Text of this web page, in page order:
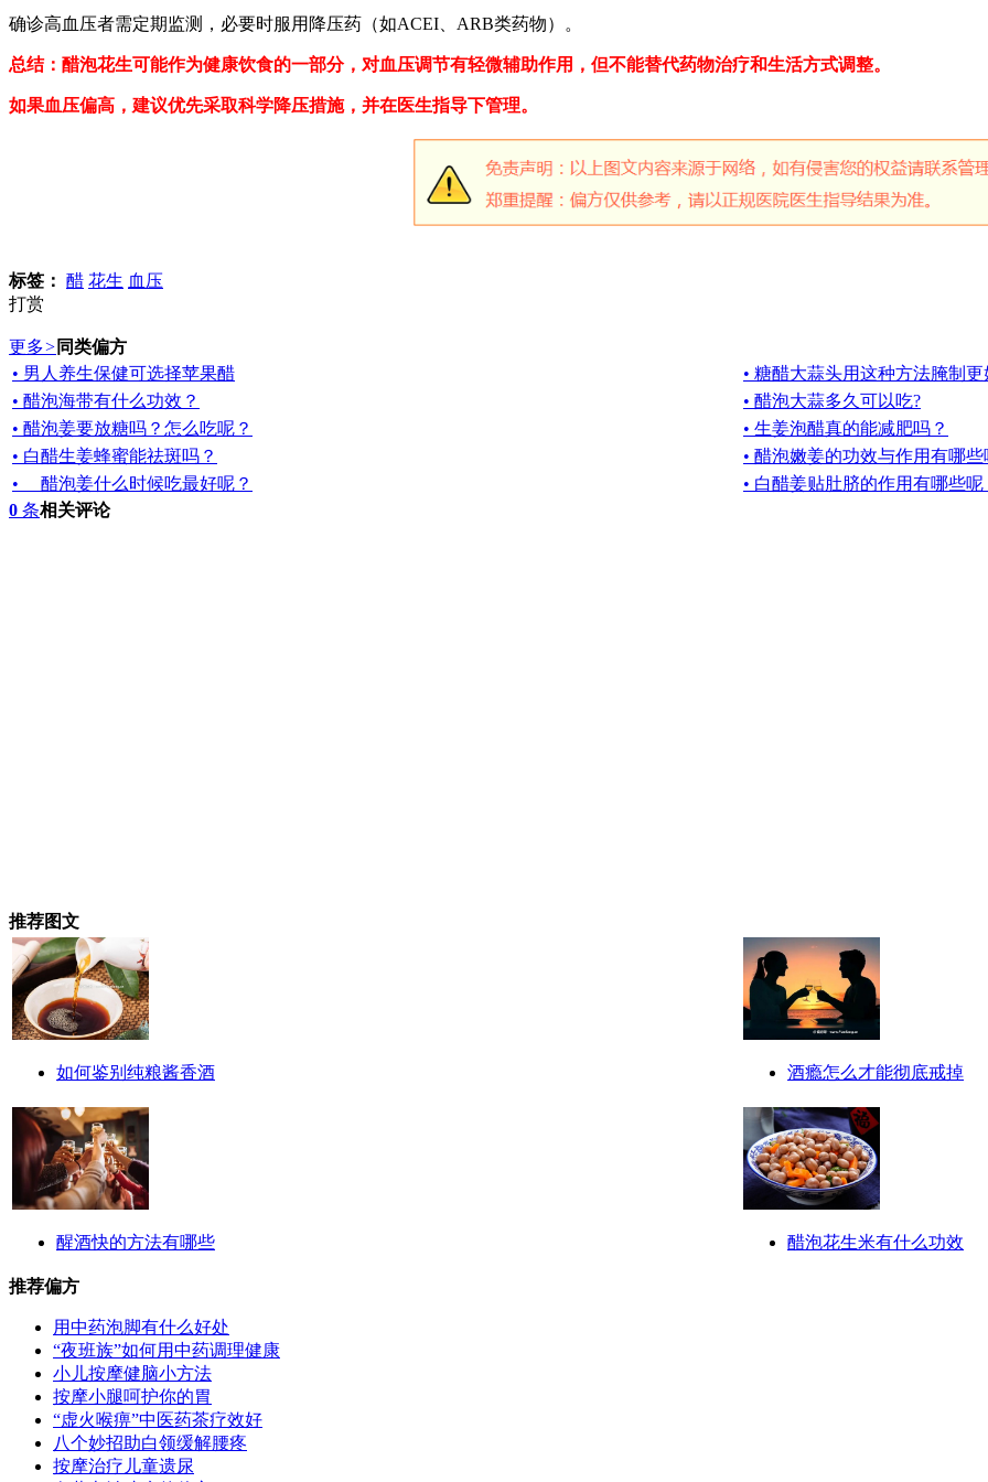
确诊高血压者需定期监测，必要时服用降压药（如ACEI、ARB类药物）。
总结：醋泡花生可能作为健康饮食的一部分，对血压调节有轻微辅助作用，但不能替代药物治疗和生活方式调整。
如果血压偏高，建议优先采取科学降压措施，并在医生指导下管理。
标签： 醋 花生 血压
打赏
更多> 同类偏方
• 男人养生保健可选择苹果醋
• 糖醋大蒜头用这种方法腌制更
• 醋泡海带有什么功效？
• 醋泡大蒜多久可以吃?
• 醋泡姜要放糖吗？怎么吃呢？
• 生姜泡醋真的能减肥吗？
• 白醋生姜蜂蜜能祛斑吗？
• 醋泡嫩姜的功效与作用有哪些
• 醋泡姜什么时候吃最好呢？
• 白醋姜贴肚脐的作用有哪些呢
0 条相关评论
推荐图文
如何鉴别纯粮酱香酒 酒瘾怎么才能彻底戒掉
醒酒快的方法有哪些 醋泡花生米有什么功效
推荐偏方
用中药泡脚有什么好处
“夜班族”如何用中药调理健康
小儿按摩健脑小方法
按摩小腿呵护你的胃
“虚火喉痹”中医药茶疗效好
八个妙招助白领缓解腰疼
按摩治疗儿童遗尿